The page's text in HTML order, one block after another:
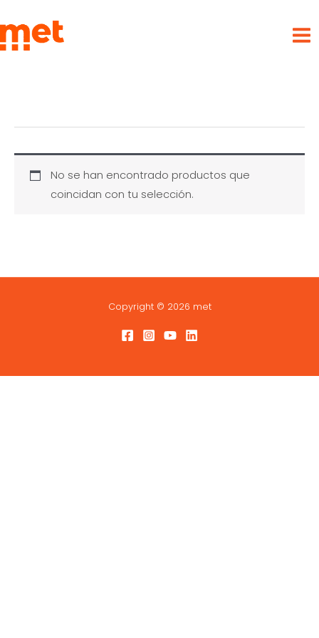
al
contenido
No se han encontrado productos que
coincidan con tu selección.
Copyright © 2026 met